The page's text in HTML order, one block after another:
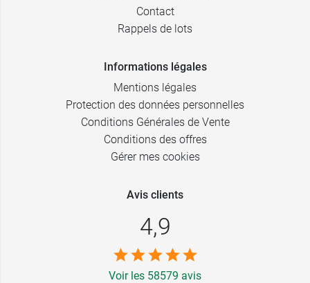
Contact
Rappels de lots
Informations légales
Mentions légales
Protection des données personnelles
Conditions Générales de Vente
Conditions des offres
Gérer mes cookies
Avis clients
4,9
Voir les 58579 avis